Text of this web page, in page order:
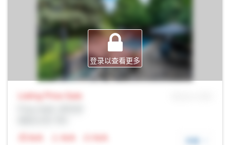
登录以查看更多
Listing Price Sale
N/A
N/A N/A 详细